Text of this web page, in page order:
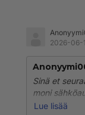
2026-06-
Sinä et
moni
Lue lisää